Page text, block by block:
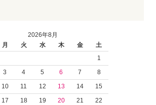
2026年8月
月 火 水 木 金
土
1
3 4 5 6 7
8
10 11 12 13 14
15
17 18 19 20 21
22